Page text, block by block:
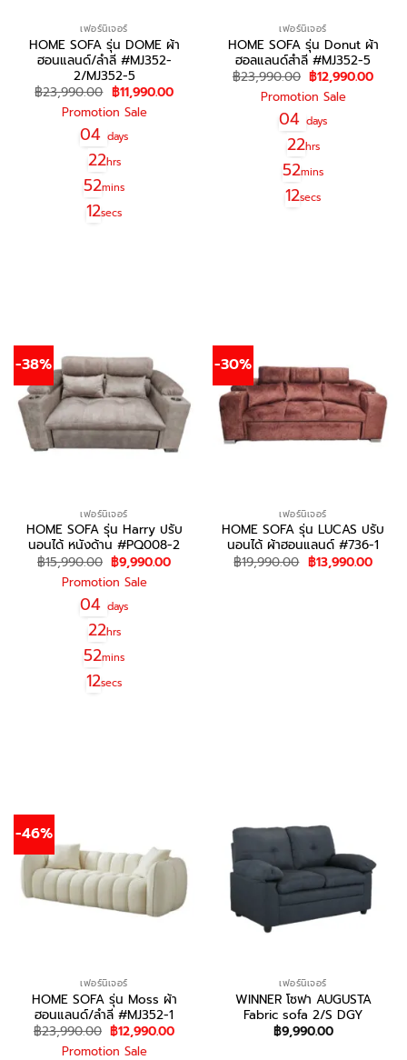
เฟอร์นิเจอร์
HOME SOFA รุ่น DOME ผ้า
ฮอนแลนด์/ลำลี #MJ352-
2/MJ352-5
฿23,990.00 Original
price
was:
฿11,990.00Current
Promotion Sale
04 days
22hrs
52mins
12secs
เฟอร์นิเจอร์
HOME SOFA รุ่น Donut ผ้า
ฮอลแลนด์สำลี #MJ352-5
฿23,990.00 Original
price
was:
฿12,990.00
Promotion Sale
04 days
22hrs
52mins
12secs
-38%
เฟอร์นิเจอร์
HOME SOFA รุ่น Harry ปรับ
นอนได้ หนังด้าน #PQ008-2
฿15,990.00 Original
price
was:
฿9,990.00Current
Promotion Sale
04 days
22hrs
52mins
12secs
-30%
เฟอร์นิเจอร์
HOME SOFA รุ่น LUCAS ปรับ
นอนได้ ผ้าฮอนแลนด์ #736-1
฿19,990.00 Original
price
฿13,990.00
-46%
เฟอร์นิเจอร์
HOME SOFA รุ่น Moss ผ้า
ฮอนแลนด์/ลำลี #MJ352-1
฿23,990.00 Original
price
was:
฿12,990.00Current
Promotion Sale
เฟอร์นิเจอร์
WINNER โซฟา AUGUSTA
Fabric sofa 2/S DGY
฿9,990.00